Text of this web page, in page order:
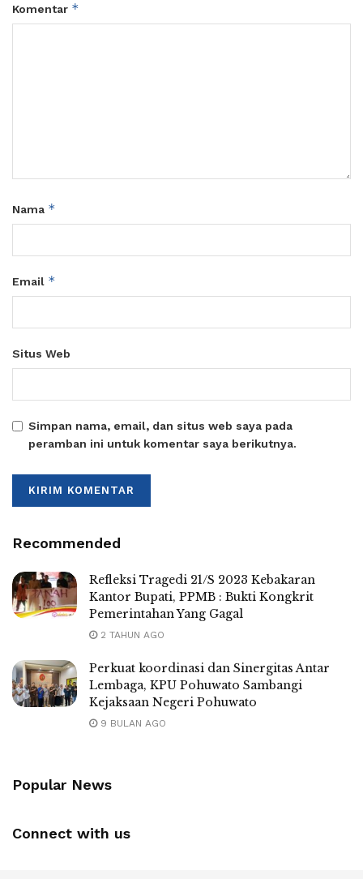
Komentar *
Nama *
Email *
Situs Web
Simpan nama, email, dan situs web saya pada
peramban ini untuk komentar saya berikutnya.
Recommended
Refleksi Tragedi 21/S 2023 Kebakaran
Kantor Bupati, PPMB : Bukti Kongkrit
Pemerintahan Yang Gagal
2 TAHUN AGO
Perkuat koordinasi dan Sinergitas Antar
Lembaga, KPU Pohuwato Sambangi
Kejaksaan Negeri Pohuwato
9 BULAN AGO
Popular News
Connect with us